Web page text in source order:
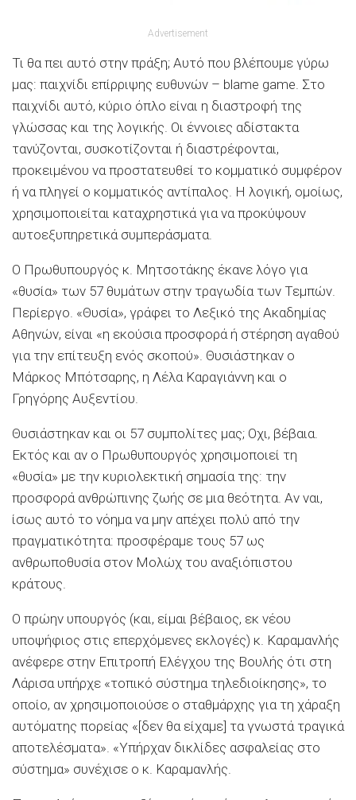
Advertisement
Τι θα πει αυτό στην πράξη; Αυτό που βλέπουμε γύρω
μας: παιχνίδι επίρριψης ευθυνών – blame game. Στο
παιχνίδι αυτό, κύριο όπλο είναι η διαστροφή της
γλώσσας και της λογικής. Οι έννοιες αδίστακτα
τανύζονται, συσκοτίζονται ή διαστρέφονται,
προκειμένου να προστατευθεί το κομματικό συμφέρον
ή να πληγεί ο κομματικός αντίπαλος. Η λογική, ομοίως,
χρησιμοποιείται καταχρηστικά για να προκύψουν
αυτοεξυπηρετικά συμπεράσματα.
Ο Πρωθυπουργός κ. Μητσοτάκης έκανε λόγο για
«θυσία» των 57 θυμάτων στην τραγωδία των Τεμπών.
Περίεργο. «Θυσία», γράφει το Λεξικό της Ακαδημίας
Αθηνών, είναι «η εκούσια προσφορά ή στέρηση αγαθού
για την επίτευξη ενός σκοπού». Θυσιάστηκαν ο
Μάρκος Μπότσαρης, η Λέλα Καραγιάννη και ο
Γρηγόρης Αυξεντίου.
Θυσιάστηκαν και οι 57 συμπολίτες μας; Οχι, βέβαια.
Εκτός και αν ο Πρωθυπουργός χρησιμοποιεί τη
«θυσία» με την κυριολεκτική σημασία της: την
προσφορά ανθρώπινης ζωής σε μια θεότητα. Αν ναι,
ίσως αυτό το νόημα να μην απέχει πολύ από την
πραγματικότητα: προσφέραμε τους 57 ως
ανθρωποθυσία στον Μολώχ του αναξιόπιστου
κράτους.
Ο πρώην υπουργός (και, είμαι βέβαιος, εκ νέου
υποψήφιος στις επερχόμενες εκλογές) κ. Καραμανλής
ανέφερε στην Επιτροπή Ελέγχου της Βουλής ότι στη
Λάρισα υπήρχε «τοπικό σύστημα τηλεδιοίκησης», το
οποίο, αν χρησιμοποιούσε ο σταθμάρχης για τη χάραξη
αυτόματης πορείας «[δεν θα είχαμε] τα γνωστά τραγικά
αποτελέσματα». «Υπήρχαν δικλίδες ασφαλείας στο
σύστημα» συνέχισε ο κ. Καραμανλής.